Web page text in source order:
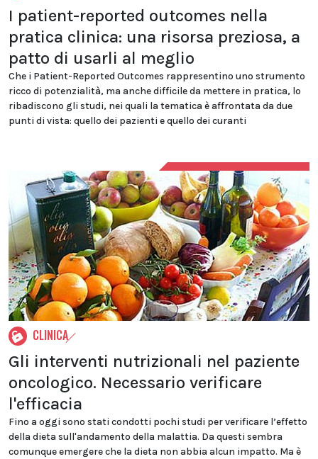
I patient-reported outcomes nella
pratica clinica: una risorsa preziosa, a
patto di usarli al meglio
Che i Patient-Reported Outcomes rappresentino uno strumento
ricco di potenzialità, ma anche difficile da mettere in pratica, lo
ribadiscono gli studi, nei quali la tematica è affrontata da due
punti di vista: quello dei pazienti e quello dei curanti
CLINICA
Gli interventi nutrizionali nel paziente
oncologico. Necessario verificare
l'efficacia
Fino a oggi sono stati condotti pochi studi per verificare l’effetto
della dieta sull'andamento della malattia. Da questi sembra
comunque emergere che la dieta non abbia alcun impatto. Ma è